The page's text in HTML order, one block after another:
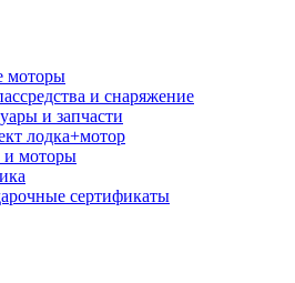
моторы
и снаряжение
и запчасти
лодка+мотор
и моторы
сертификаты